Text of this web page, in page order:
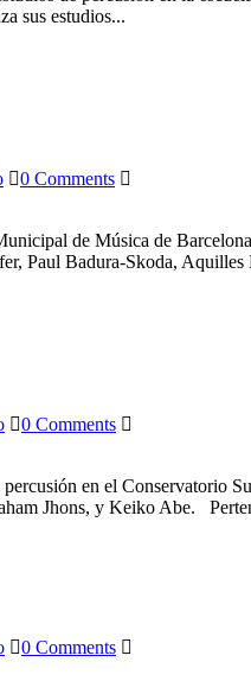
sus estudios...
0 Comments
de Música de
Paul Badura-Skoda, Aquilles
0 Comments
en el Conservatorio
Jhons, y Keiko Abe.
0 Comments